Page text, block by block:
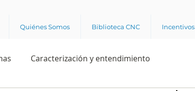
Quiénes Somos Biblioteca CNC Incentivos
Caracterización y entendimiento